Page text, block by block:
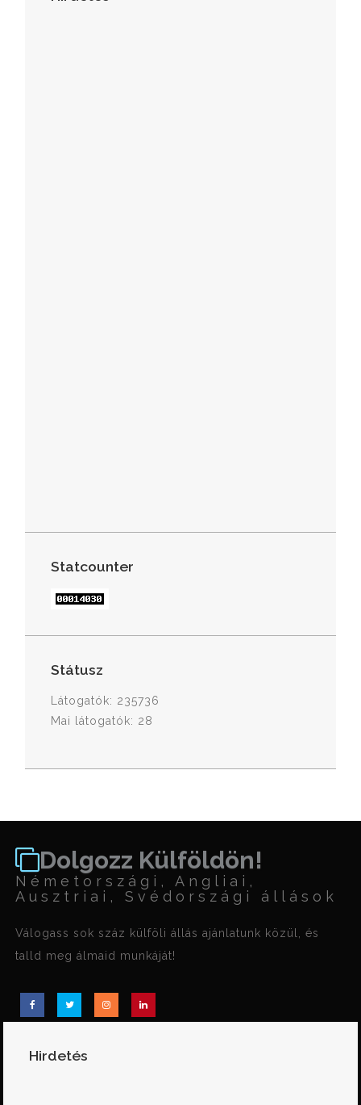
Statcounter
Státusz
Látogatók: 235736
Mai látogatók: 28
Dolgozz Külföldön!
Németországi, Angliai,
Ausztriai, Svédországi állások
Válogass sok száz külföli állás ajánlatunk közül, és
talld meg álmaid munkáját!
Hirdetés